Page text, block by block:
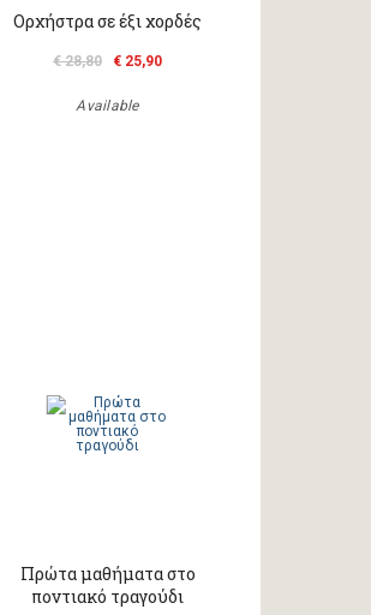
Ορχήστρα σε έξι χορδές
€ 28,80 € 25,90
Available
Πρώτα μαθήματα στο
ποντιακό τραγούδι